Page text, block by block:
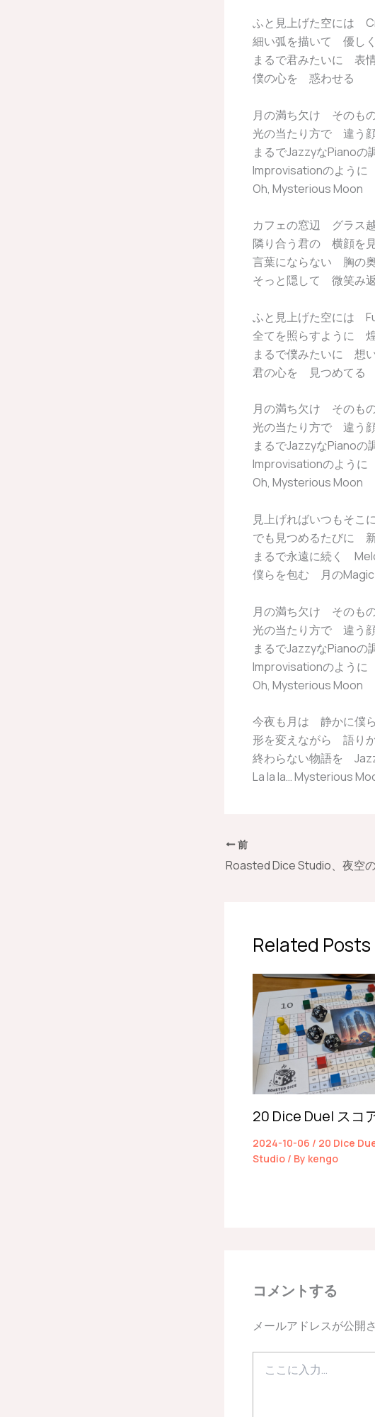
ふと見上げた空には
細い弧を描いて 優し
まるで君みたいに 表
僕の心を 惑わせる
月の満ち欠け そのも
光の当たり方で 違う
まるでJazzyなPianoの
Improvisationのよう
Oh, Mysterious Moon
カフェの窓辺 グラス
隣り合う君の 横顔を
言葉にならない 胸の
そっと隠して 微笑み
ふと見上げた空には
全てを照らすように
まるで僕みたいに 想
君の心を 見つめてる
月の満ち欠け そのも
光の当たり方で 違う
まるでJazzyなPianoの
Improvisationのよう
Oh, Mysterious Moon
見上げればいつもそ
でも見つめるたびに
まるで永遠に続く
僕らを包む 月のMagic
月の満ち欠け そのも
光の当たり方で 違う
まるでJazzyなPianoの
Improvisationのよう
Oh, Mysterious Moon
今夜も月は 静かに僕
形を変えながら 語り
終わらない物語を
La la la… Mysterious
前
Related Posts
20 Dice Duel スコ
2024-10-06 / 20 Dice
Studio / By kengo
コメントする
メールアドレスが公開